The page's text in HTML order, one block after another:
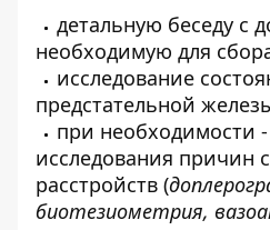
детальную беседу с
необходимую для
исследование
предстательной
при необходимости
исследования причин
расстройств (
биотезиометрия,